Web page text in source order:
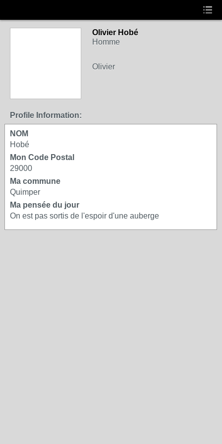
Olivier Hobé
Homme
Olivier
Profile Information:
NOM
Hobé
Mon Code Postal
29000
Ma commune
Quimper
Ma pensée du jour
On est pas sortis de l'espoir d'une auberge